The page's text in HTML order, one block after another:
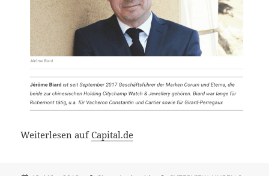
Weiterlesen aufCapital.de